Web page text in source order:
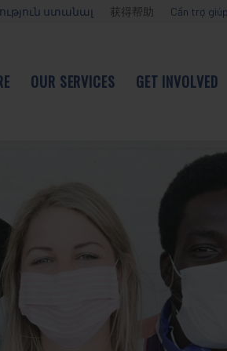
ստանալ 获得帮助 Cần trợ giúp
OUR SERVICES GET INVOLVED